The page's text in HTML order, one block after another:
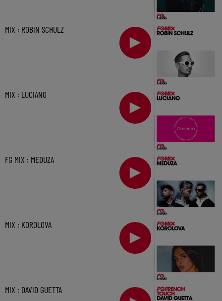
MIX : ROBIN SCHULZ
MIX : LUCIANO
FG MIX : MEDUZA
MIX : KOROLOVA
MIX : DAVID GUETTA